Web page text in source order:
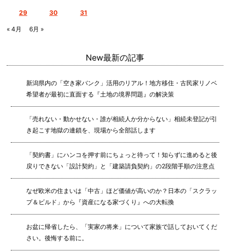
29 30 31
« 4月 6月 »
New最新の記事
新潟県内の「空き家バンク」活用のリアル！地方移住・古民家リノベ
希望者が最初に直面する『土地の境界問題』の解決策
「売れない・動かせない・誰が相続人か分からない」相続未登記が引
き起こす地獄の連鎖を、現場から全部話します
「契約書」にハンコを押す前にちょっと待って！知らずに進めると後
戻りできない「設計契約」と「建築請負契約」の2段階手順の注意点
なぜ欧米の住まいは「中古」ほど価値が高いのか？日本の「スクラッ
プ＆ビルド」から『資産になる家づくり』への大転換
お盆に帰省したら、「実家の将来」について家族で話しておいてくだ
さい。後悔する前に。